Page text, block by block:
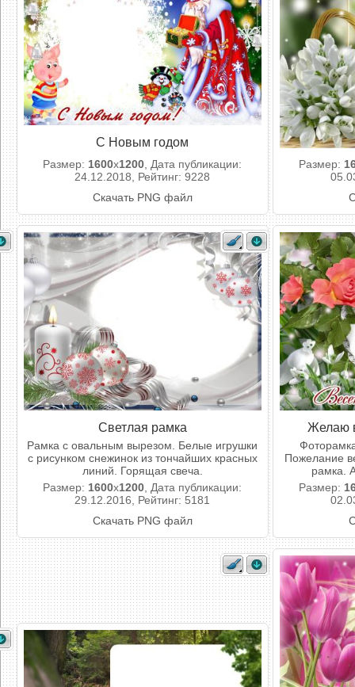
С Новым годом
Размер: 1600x1200 , Дата публикации:
24.12.2018, Рейтинг: 9228
Скачать PNG файл
Размер:
Светлая рамка
Рамка с овальным вырезом. Белые игрушки
с рисунком снежинок из тончайших красных
линий. Горящая свеча.
Размер: 1600x1200 , Дата публикации:
29.12.2016, Рейтинг: 5181
Скачать PNG файл
Желаю
Пожелание
рамка.
Размер: